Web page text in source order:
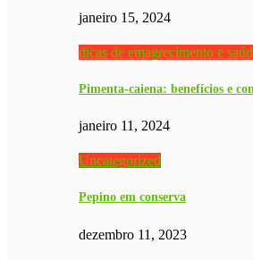
janeiro 15, 2024
dicas de emagrecimento e
Pimenta-caiena: benefícios e
janeiro 11, 2024
Uncategorized
Pepino em conserva
dezembro 11, 2023